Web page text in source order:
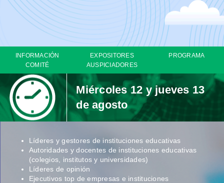
INFORMACIÓN EXPOSITORES
PROGRAMA
COMITÉ
AUSPICIADORES
Miércoles 12 y jueves 13
de agosto
Líderes y gestores de instituciones educativas
Autoridades y docentes de instituciones educativas
(colegios, institutos y universidades)
Líderes de opinión
Ejecutivos top de empresas e instituciones